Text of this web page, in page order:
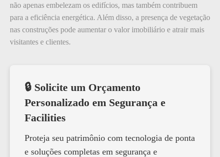
não apenas embelezam os edifícios, mas também contribuem
para a eficiência energética. Além disso, a presença de vegetação
nas construções pode aumentar o valor imobiliário e atrair mais
visitantes e clientes.
🔒 Solicite um Orçamento
Personalizado em Segurança e
Facilities
Proteja seu patrimônio com tecnologia de ponta
e soluções completas em segurança e